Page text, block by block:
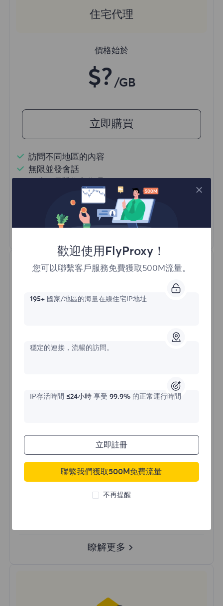
住宅代理
價格始於
$? /GB
立即購買
訪問不同地區的內容
無限並發會話
HTTP(S)/SOCKS5
$?/天
立即購買
不限流量使用
全球超過50個地區
瞭解更多
歡迎使用FlyProxy！
您可以聯繫客戶服務免費獲取500M流量。
195+國家/地區的海量在線住宅IP地址
穩定的連接，流暢的訪問。
IP存活時間 ≤24小時享受 99.9%的正常運行時間
立即註冊
聯繫我們獲取500M免費流量
不再提醒